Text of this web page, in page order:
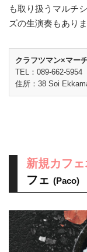
も取り扱うマルチ
ズの生演奏もありま
クラフツマン×マー
TEL：089-662-5954
住所：38 Soi
新規カフェ
フェ (Paco)